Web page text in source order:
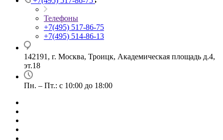
Телефоны
+7(495) 517-86-75
+7(495) 514-86-13
142191, г. Москва, Троицк, Академическая площадь д.4,
эт.18
Пн. – Пт.: с 10:00 до 18:00